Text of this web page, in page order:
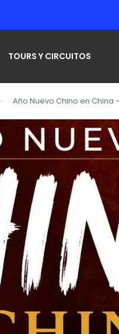
TOURS Y CIRCUITOS
Año Nuevo Chino en